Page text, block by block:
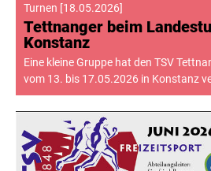
Turnen [18.05.2026]
Tettnanger beim
Konstanz
Eine kleine Gruppe hat den TSV
vom 13. bis 17.05.2026 in Konstanz